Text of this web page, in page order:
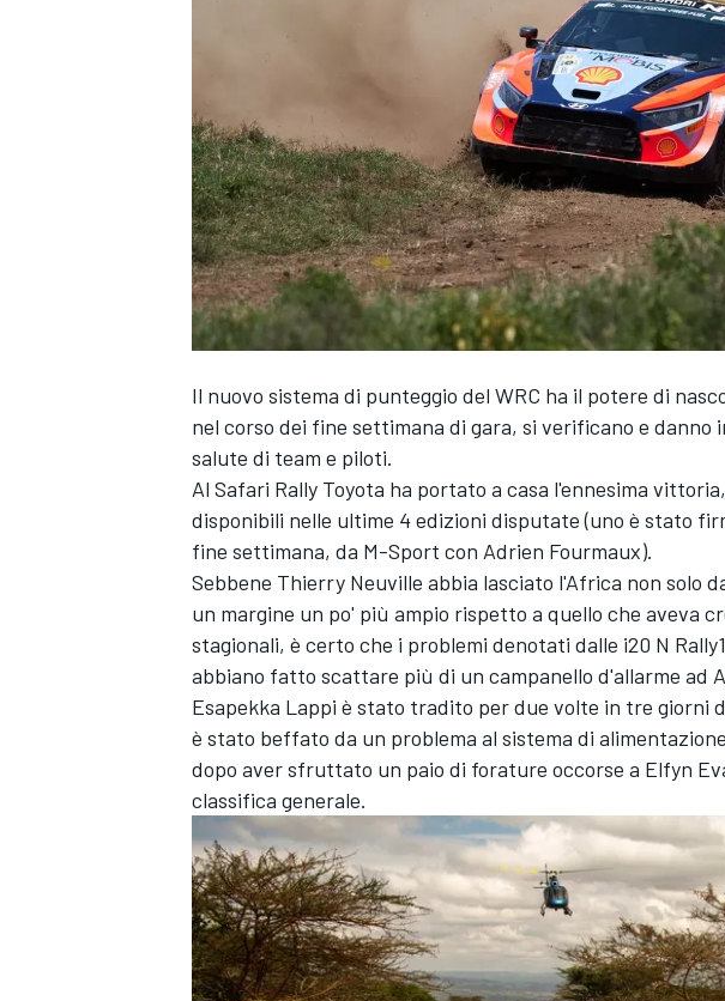
MONOPOSTO
Il nuovo sistema di punteggio del WRC ha il potere di
nel corso dei fine settimana di gara, si verificano e danno
salute di team e piloti.
Al Safari Rally Toyota ha portato a casa l'ennesima
disponibili nelle ultime 4 edizioni disputate (uno è stato
fine settimana, da M-Sport con Adrien Fourmaux).
Sebbene Thierry Neuville abbia lasciato l'Africa non solo
un margine un po' più ampio rispetto a quello che aveva
stagionali, è certo che i problemi denotati dalle i20 N
abbiano fatto scattare più di un campanello d'allarme ad
Esapekka Lappi è stato tradito per due volte in tre giorni
è stato beffato da un problema al sistema di
dopo aver sfruttato un paio di forature occorse a Elfyn
classifica generale.